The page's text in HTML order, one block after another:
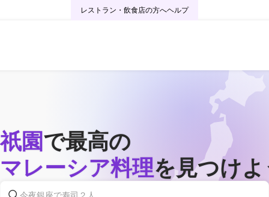
レストラン・飲食店の方へヘルプ
祇園で最高の
マレーシア料理を見つけ